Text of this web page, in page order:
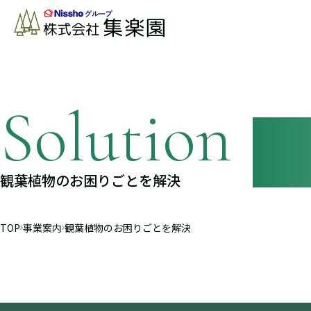
観葉植物のお困りごとを解決
TOP 事業案内 観葉植物のお困りごとを解決